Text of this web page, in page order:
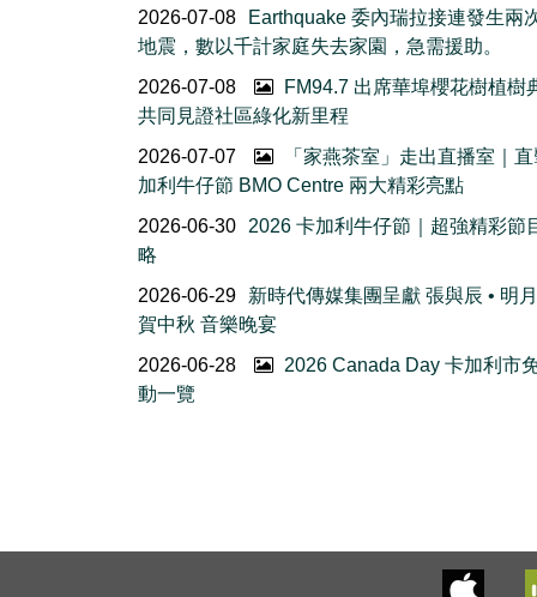
2026-07-08
Earthquake 委內瑞拉接連發生兩
地震，數以千計家庭失去家園，急需援助。
2026-07-08
FM94.7 出席華埠櫻花樹植
共同見證社區綠化新里程
2026-07-07
「家燕茶室」走出直播室｜
加利牛仔節 BMO Centre 兩大精彩亮點
2026-06-30
2026 卡加利牛仔節｜超強精彩節
略
2026-06-29
新時代傳媒集團呈獻 張與辰 • 明
賀中秋 音樂晚宴
2026-06-28
2026 Canada Day 卡加利市
動一覽